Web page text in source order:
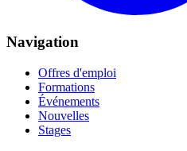
Navigation
Offres d'emploi
Formations
Événements
Nouvelles
Stages